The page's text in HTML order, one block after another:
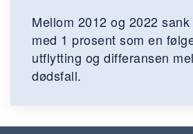
Mellom 2012 og 2022
med 1 prosent som en
utflytting og differansen
dødsfall.